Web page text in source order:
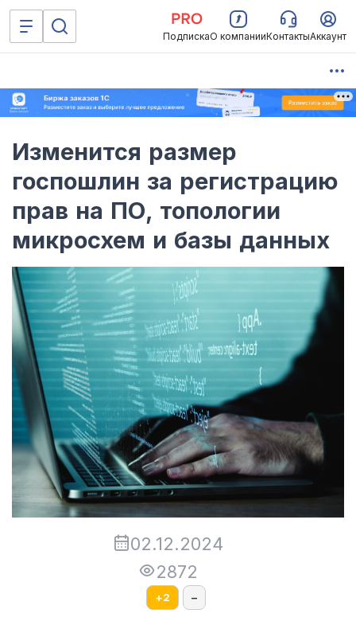
ПодпискаО компанииКонтактыАккаунт
Изменится размер
госпошлин за регистрацию
прав на ПО, топологии
микросхем и базы данных
02.12.2024
2872
+2 –